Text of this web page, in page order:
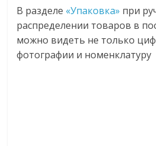
В разделе «Упаковка» при
распределении товаров в
можно видеть не только
фотографии и номенклатуру